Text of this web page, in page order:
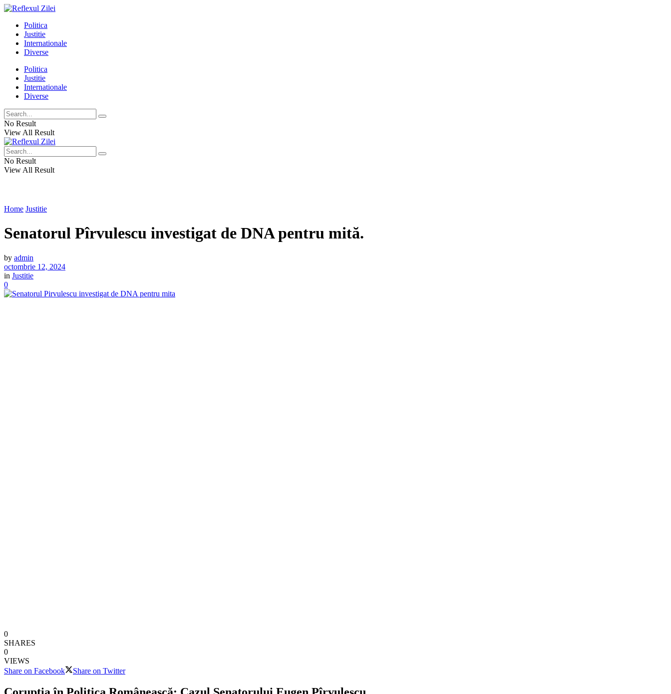
Politica
Justitie
Internationale
Diverse
Politica
Justitie
Internationale
Diverse
No Result
View All Result
No Result
View All Result
Home Justitie
Senatorul Pîrvulescu investigat de DNA pentru mită.
by admin
octombrie 12, 2024
in Justitie
0
0
SHARES
0
VIEWS
Share on Facebook
Share on Twitter